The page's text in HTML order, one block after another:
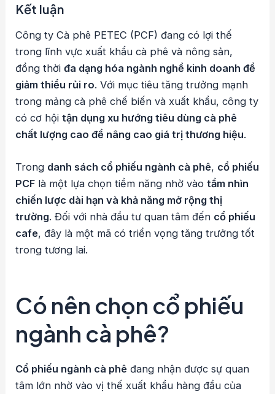
Kết luận
Công ty Cà phê PETEC (PCF) đang có lợi thế
trong lĩnh vực xuất khẩu cà phê và nông sản,
đồng thờiđa dạng hóa ngành nghề kinh doanh để
giảm thiểu rủi ro. Với mục tiêu tăng trưởng mạnh
trong mảng cà phê chế biến và xuất khẩu, công ty
có cơ hộitận dụng xu hướng tiêu dùng cà phê
chất lượng cao để nâng cao giá trị thương hiệu.
Trong danh sách cổ phiếu ngành cà phê, cổ phiếu
PCF là một lựa chọn tiềm năng nhờ vàotầm nhìn
chiến lược dài hạn và khả năng mở rộng thị
trường. Đối với nhà đầu tư quan tâm đến cổ phiếu
cafe, đây là một mã có triển vọng tăng trưởng tốt
trong tương lai.
Có nên chọn cổ phiếu
ngành cà phê?
Cổ phiếu ngành cà phê đang nhận được sự quan
tâm lớn nhờ vào vị thế xuất khẩu hàng đầu của